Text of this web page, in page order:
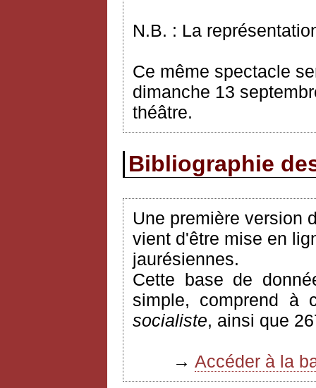
N.B. : La
Ce même spectacle
dimanche 13
théâtre.
Bibliographie
Une première version
vient d'être mise en
jaurésiennes.
Cette base de
simple, comprend
socialiste, ainsi que
→ Accéder à la